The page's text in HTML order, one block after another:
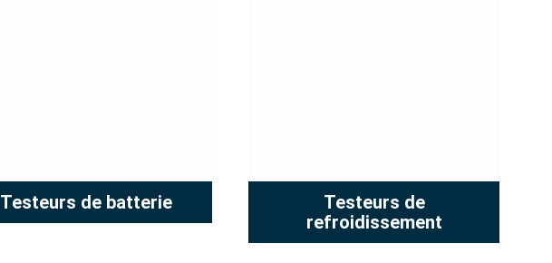
Testeurs de batterie
Testeurs de
refroidissement